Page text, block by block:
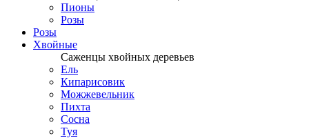
Пионы
Розы
Розы
Хвойные
Саженцы хвойных деревьев
Ель
Кипарисовик
Можжевельник
Пихта
Сосна
Туя